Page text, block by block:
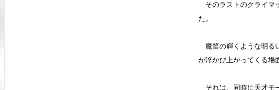
そのラストのクライマ
た。
魔笛の輝くような明る
が浮かび上がってくる場
それは、同時に天才モ